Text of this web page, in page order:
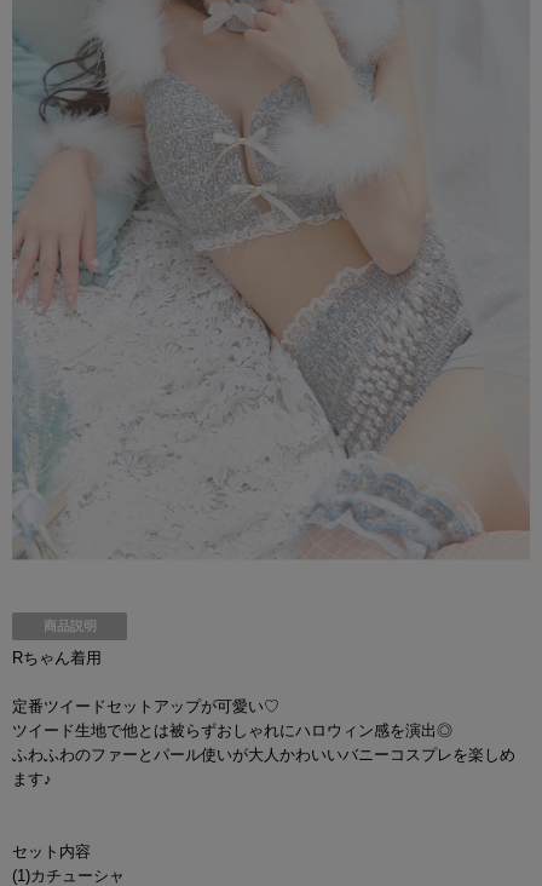
商品説明
Rちゃん着用
定番ツイードセットアップが可愛い♡
ツイード生地で他とは被らずおしゃれにハロウィン感を演出◎
ふわふわのファーとパール使いが大人かわいいバニーコスプレを楽しめ
ます♪
セット内容
(1)カチューシャ